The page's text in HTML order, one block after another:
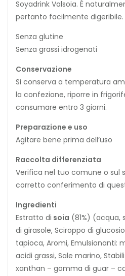
Soyadrink Valsoia. È
pertanto facilmente digeribile.
Senza glutine
Senza grassi idrogenati
Conservazione
Si conserva a temperatura
la confezione, riporre in
consumare entro 3 giorni.
Preparazione e uso
Agitare bene prima dell’uso
Raccolta differenziata
Verifica nel tuo comune o sul
corretto conferimento di
Ingredienti
Estratto di soia (81%) (acqua,
di girasole, Sciroppo di
tapioca, Aromi, Emulsionanti:
acidi grassi, Sale marino,
xanthan – gomma di guar –